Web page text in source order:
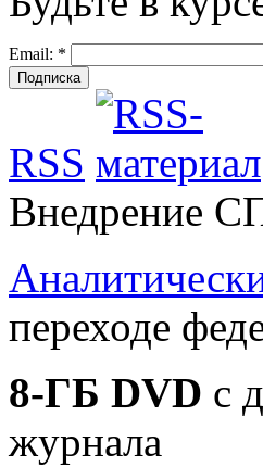
Email: *
RSS
Внедрение
переходе
8-ГБ DVD c
журнала